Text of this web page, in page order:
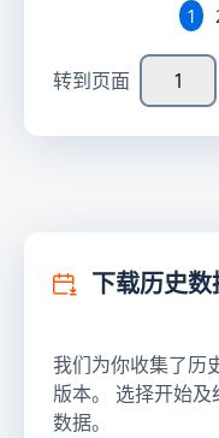
1
转到页面
下载历史数
我们为你收集了历
版本。 选择开始
数据。